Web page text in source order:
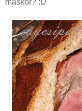
máskor? :D